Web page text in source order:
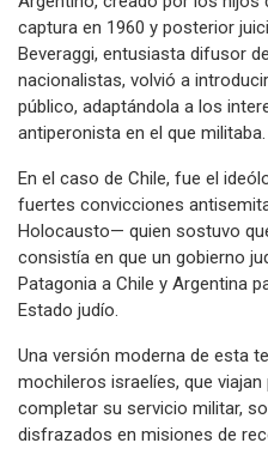
captura en 1960 y posterior
Beveraggi, entusiasta difusor
nacionalistas, volvió a
público, adaptándola a los
antiperonista en el que militaba.
En el caso de Chile, fue el
fuertes convicciones
Holocausto— quien sostuvo
consistía en que un gobierno
Patagonia a Chile y Argentina
Estado judío.
Una versión moderna de esta
mochileros israelíes, que
completar su servicio militar,
disfrazados en misiones de